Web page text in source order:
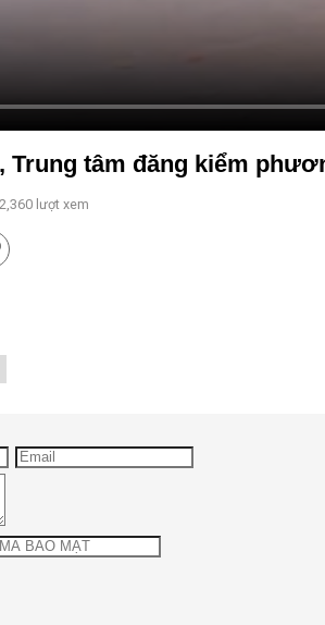
Trung tâm đăng kiểm
2,360 lượt xem